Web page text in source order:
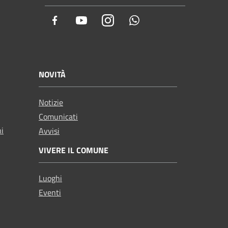
Facebook YoutubeInstagram
NOVITÀ
Notizie
Comunicati
Avvisi
VIVERE IL COMUNE
Luoghi
Eventi